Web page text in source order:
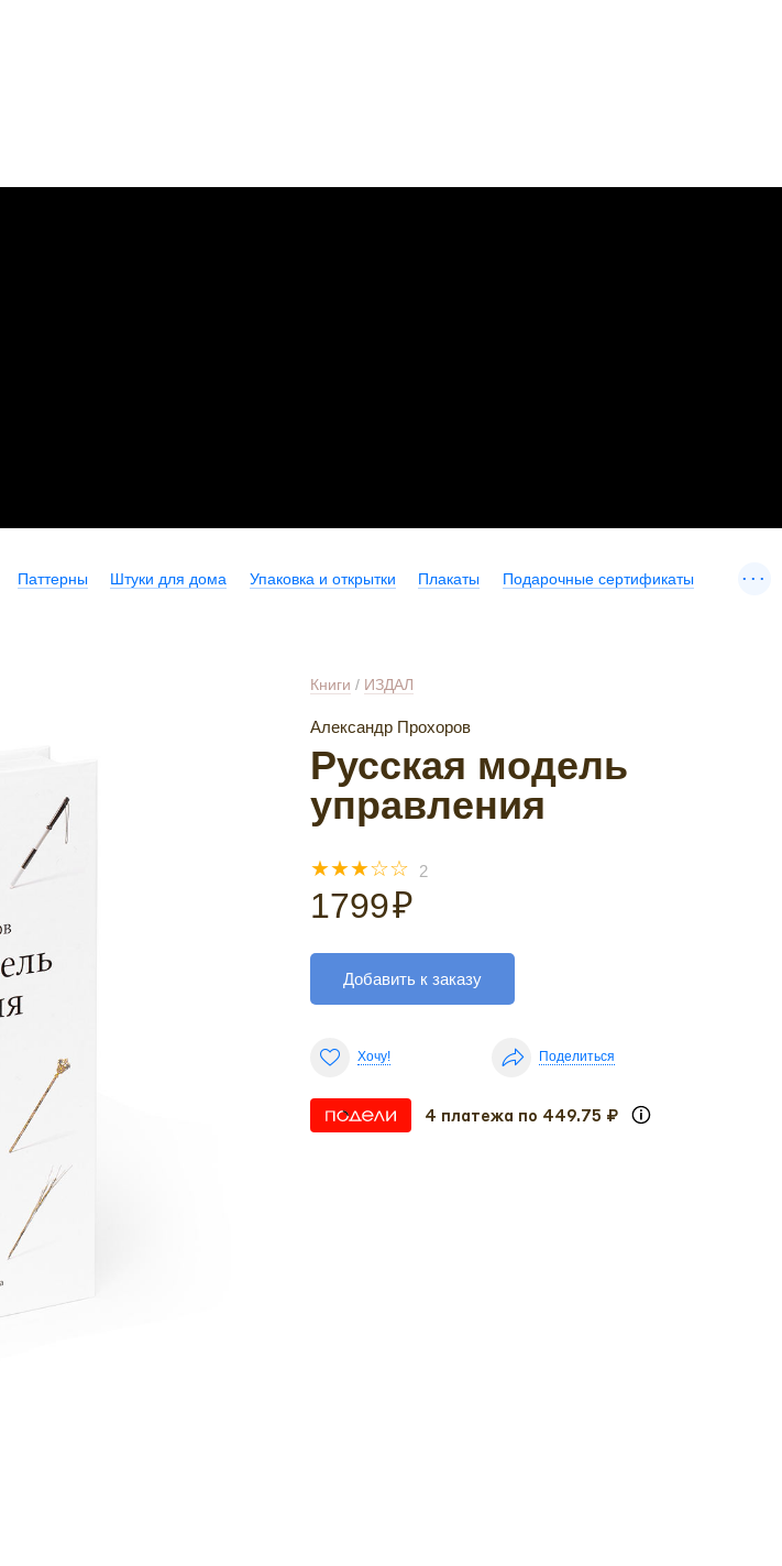
Паттерны Штуки для дома Упаковка и открытки Плакаты Подарочные сертификаты ...
Книги / ИЗДАЛ
Александр Прохоров
Русская модель
управления
☆
☆
☆
☆
☆ 2
1799₽
Добавить к заказу
Хочу! Поделиться
4 платежа по 449.75 ₽